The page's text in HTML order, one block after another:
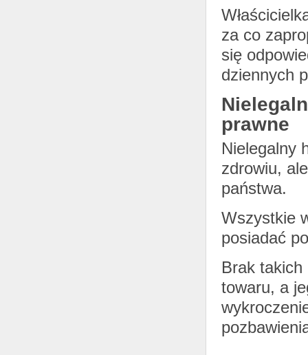
za co
się
dziennych
prawne
Nielegalny
zdrowiu,
państwa.
Wszystkie
posiadać
Brak takich
towaru, a